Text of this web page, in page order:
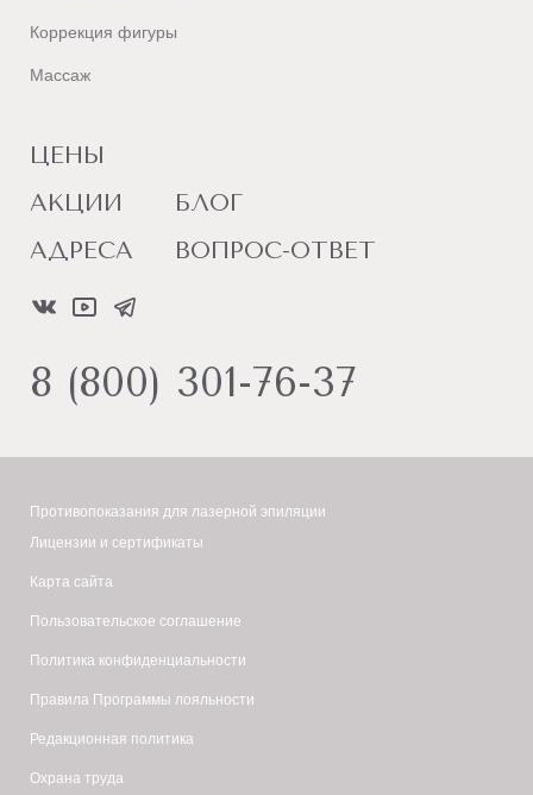
Коррекция фигуры
Массаж
ЦЕНЫ
АКЦИИ
АДРЕСА
БЛОГ
ВОПРОС-ОТВЕТ
8 (800) 301-76-37
Противопоказания для лазерной эпиляции
Лицензии и сертификаты
Карта сайта
Пользовательское соглашение
Политика конфиденциальности
Правила Программы лояльности
Редакционная политика
Охрана труда